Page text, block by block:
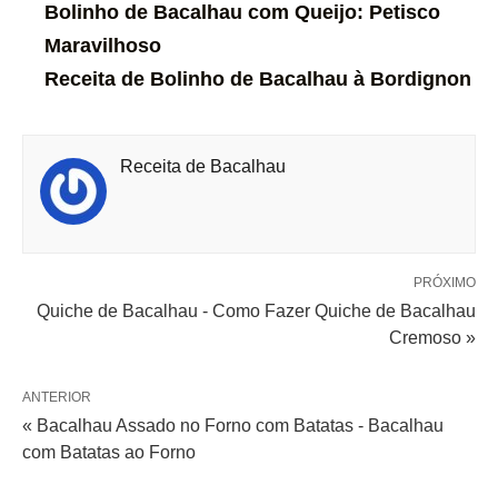
Bolinho de Bacalhau com Queijo: Petisco
Maravilhoso
Receita de Bolinho de Bacalhau à Bordignon
Receita de Bacalhau
PRÓXIMO
Quiche de Bacalhau - Como Fazer Quiche de Bacalhau
Cremoso »
ANTERIOR
« Bacalhau Assado no Forno com Batatas - Bacalhau
com Batatas ao Forno